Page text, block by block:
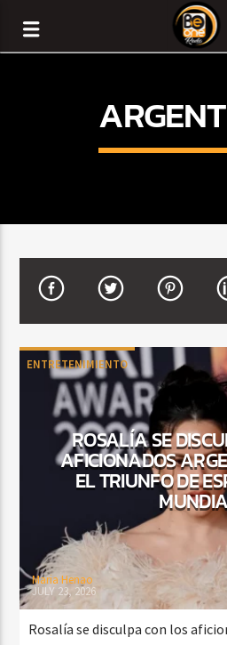
TITLE
ARTIST
CURRENT SHOW
TROPICAL
3:00 AM 6:00 AM
Beone Radio
ENTRETENIMIENTO
ROSALÍA SE
AFICIONADOS
EL TRIUNFO DE
Maria Henao
JULY 23, 2026
Rosalía se disculpa con los